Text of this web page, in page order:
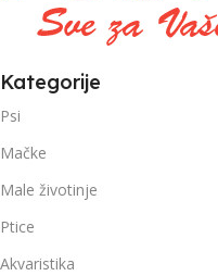
Kategorije
Psi
Mačke
Male životinje
Ptice
Akvaristika